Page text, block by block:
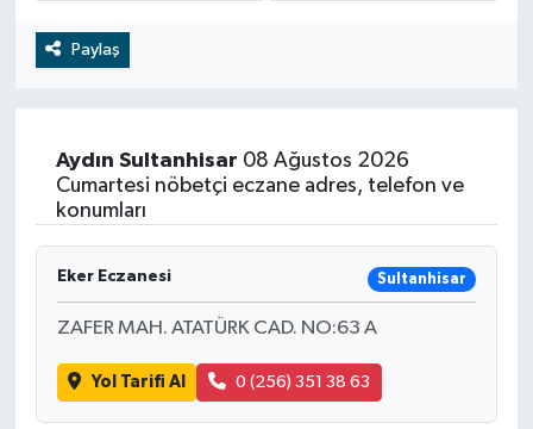
Paylaş
Aydın Sultanhisar 08 Ağustos 2026
Cumartesi nöbetçi eczane adres, telefon ve
konumları
Eker Eczanesi Sultanhisar
ZAFER MAH. ATATÜRK CAD. NO:63 A
Yol Tarifi Al 0 (256) 351 38 63
Vefat